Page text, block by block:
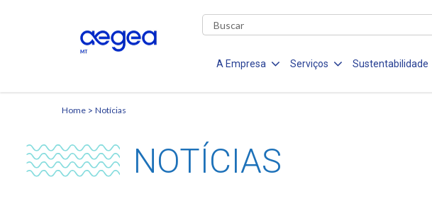
A Empresa Serviços Sustentabilidade
Home Notícias
NOTÍCIAS